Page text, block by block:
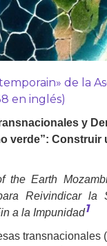
de la
en inglés)
y
verde”: Construir
the Earth
Reivindicar la
a la Impunidad1
transnacionales